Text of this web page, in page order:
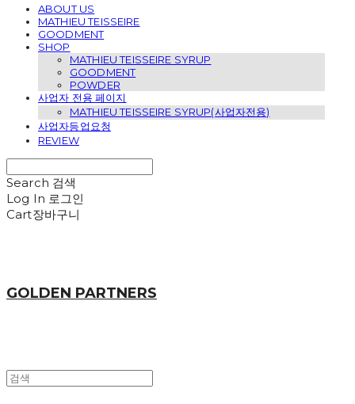
ABOUT US
MATHIEU TEISSEIRE
GOODMENT
SHOP
MATHIEU TEISSEIRE SYRUP
GOODMENT
POWDER
사업자 전용 페이지
MATHIEU TEISSEIRE SYRUP(사업자전용)
사업자등업요청
REVIEW
Search 검색
Log In 로그인
Cart장바구니
GOLDEN PARTNERS